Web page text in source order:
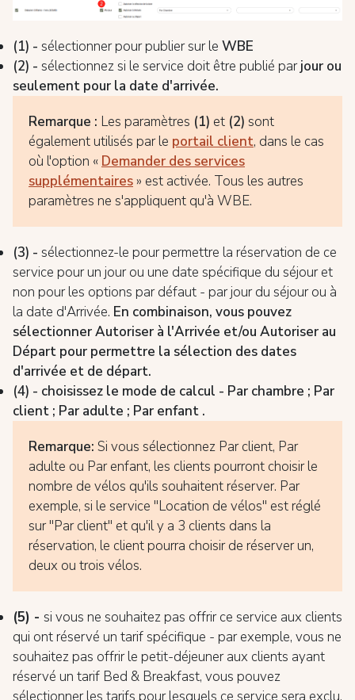
(1) - sélectionner pour publier sur le WBE
(2) - sélectionnez si le service doit être publié parjour ou
seulement pour la date d'arrivée.
Remarque : Les paramètres (1) et (2) sont
également utilisés par le portail client, dans le cas
où l'option « Demander des services
supplémentaires» est activée. Tous les autres
paramètres ne s'appliquent qu'à WBE.
(3) - sélectionnez-le pour permettre la réservation de ce
service pour un jour ou une date spécifique du séjour et
non pour les options par défaut - par jour du séjour ou à
la date d'Arrivée. En combinaison, vous pouvez
sélectionner Autoriser à l'Arrivée et/ou Autoriser au
Départ pour permettre la sélection des dates
d'arrivée et de départ.
(4) - choisissez le mode de calcul - Par chambre ; Par
client ; Par adulte ; Par enfant .
Remarque: Si vous sélectionnez Par client, Par
adulte ou Par enfant, les clients pourront choisir le
nombre de vélos qu'ils souhaitent réserver. Par
exemple, si le service "Location de vélos" est réglé
sur "Par client" et qu'il y a 3 clients dans la
réservation, le client pourra choisir de réserver un,
deux ou trois vélos.
(5) - si vous ne souhaitez pas offrir ce service aux clients
qui ont réservé un tarif spécifique - par exemple, vous ne
souhaitez pas offrir le petit-déjeuner aux clients ayant
réservé un tarif Bed & Breakfast, vous pouvez
sélectionner les tarifs pour lesquels ce service sera exclu.